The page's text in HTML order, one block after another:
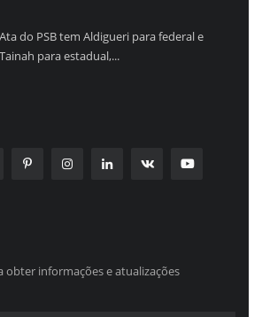
Ata do PSB tem Aldigueri para federal e
Tainah para estadual,...
obter informações e atualizações